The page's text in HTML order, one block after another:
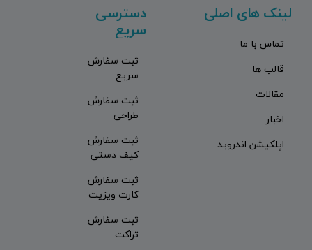
لینک های اصلی
تماس با ما
قالب ها
مقالات
اخبار
اپلکیشن اندروید
دسترسی
سریع
ثبت سفارش
سریع
ثبت سفارش
طراحی
ثبت سفارش
کیف دستی
ثبت سفارش
کارت ویزیت
ثبت سفارش
تراکت